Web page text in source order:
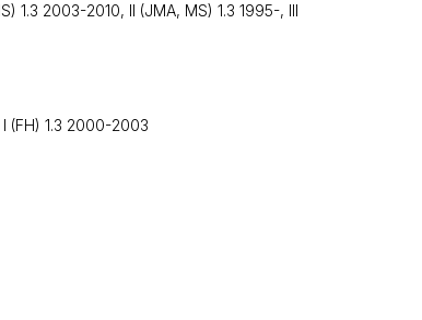
1.3 2003-2010, II (JMA, MS) 1.3 1995-, III
I (FH) 1.3 2000-2003